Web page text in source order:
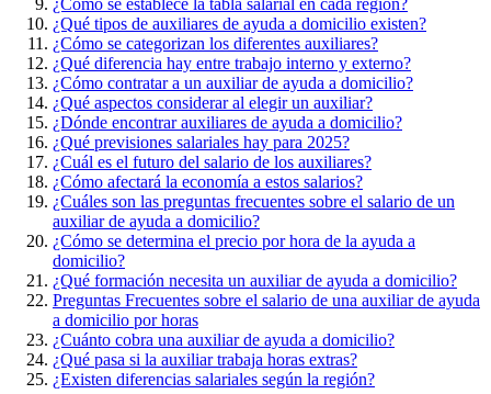
¿Qué tipos de auxiliares de ayuda a domicilio existen?
¿Cómo se categorizan los diferentes auxiliares?
¿Qué diferencia hay entre trabajo interno y externo?
¿Cómo contratar a un auxiliar de ayuda a domicilio?
¿Qué aspectos considerar al elegir un auxiliar?
¿Dónde encontrar auxiliares de ayuda a domicilio?
¿Qué previsiones salariales hay para 2025?
¿Cuál es el futuro del salario de los auxiliares?
¿Cómo afectará la economía a estos salarios?
¿Cuáles son las preguntas frecuentes sobre el salario de un
auxiliar de ayuda a domicilio?
¿Cómo se determina el precio por hora de la ayuda a
domicilio?
¿Qué formación necesita un auxiliar de ayuda a domicilio?
Preguntas Frecuentes sobre el salario de una auxiliar de ayuda
a domicilio por horas
¿Cuánto cobra una auxiliar de ayuda a domicilio?
¿Qué pasa si la auxiliar trabaja horas extras?
¿Existen diferencias salariales según la región?